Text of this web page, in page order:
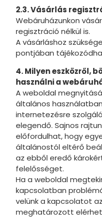
2.3. Vásárlás
Webáruházunkon
regisztráció nélkül is.
A vásárláshoz
pontjában
4. Milyen eszközről,
használni a
A weboldal
általános
internetezésre
elegendő. Sajnos
előfordulhat, hogy
általánostól eltérő
az ebből eredő
felelősséget.
Ha a weboldal
kapcsolatban
velünk a kapcsolatot az
meghatározott